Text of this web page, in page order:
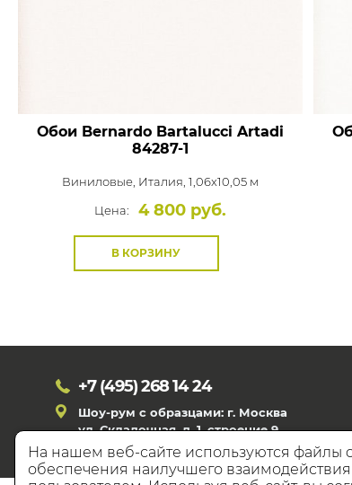
Обои Bernardo Bartalucci Artadi
84287-1
Виниловые, Италия, 1,06x10,05 м
Цена:
4 800 руб.
В КОРЗИНУ
+7 (495)268 14 24
Шоу-рум с образцами: г. Москва
ул. Складочная, д. 1, строение 9
На нашем веб-сайте используются файлы
обеспечения наилучшего взаимодействия